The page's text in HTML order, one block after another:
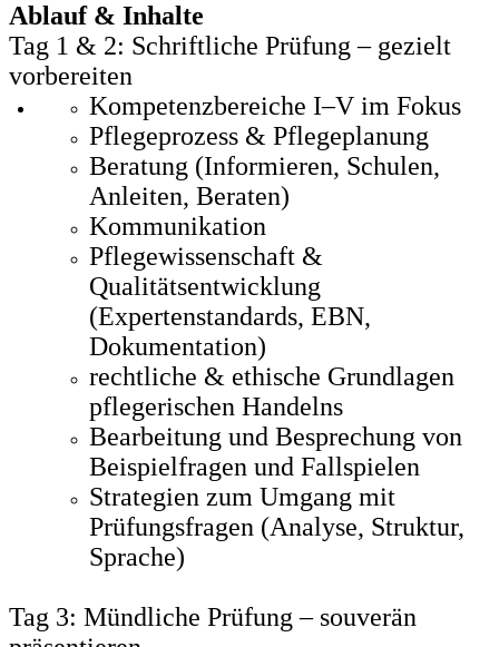
Ablauf & Inhalte
Tag 1 & 2: Schriftliche Prüfung – gezielt
vorbereiten
Kompetenzbereiche I–V im Fokus
Pflegeprozess & Pflegeplanung
Beratung (Informieren, Schulen,
Anleiten, Beraten)
Kommunikation
Pflegewissenschaft &
Qualitätsentwicklung
(Expertenstandards, EBN,
Dokumentation)
rechtliche & ethische Grundlagen
pflegerischen Handelns
Bearbeitung und Besprechung von
Beispielfragen und Fallspielen
Strategien zum Umgang mit
Prüfungsfragen (Analyse, Struktur,
Sprache)
Tag 3: Mündliche Prüfung – souverän